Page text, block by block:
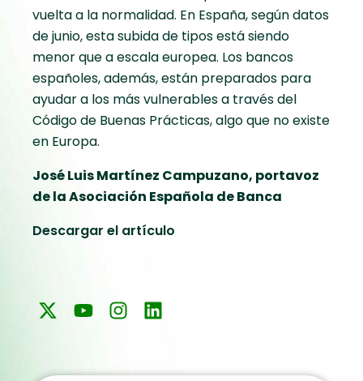
vuelta a la normalidad. En España, según datos
de junio, esta subida de tipos está siendo
menor que a escala europea. Los bancos
españoles, además, están preparados para
ayudar a los más vulnerables a través del
Código de Buenas Prácticas, algo que no existe
en Europa.
José Luis Martínez Campuzano, portavoz
de la Asociación Española de Banca
Descargar el artículo